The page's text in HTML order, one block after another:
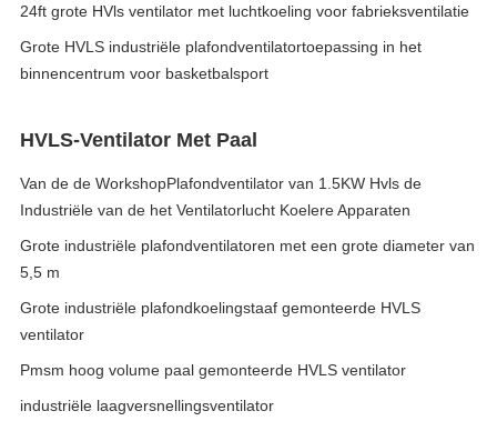
24ft grote HVls ventilator met luchtkoeling voor fabrieksventilatie
Grote HVLS industriële plafondventilatortoepassing in het
binnencentrum voor basketbalsport
HVLS-Ventilator Met Paal
Van de de WorkshopPlafondventilator van 1.5KW Hvls de
Industriële van de het Ventilatorlucht Koelere Apparaten
Grote industriële plafondventilatoren met een grote diameter van
5,5 m
Grote industriële plafondkoelingstaaf gemonteerde HVLS
ventilator
Pmsm hoog volume paal gemonteerde HVLS ventilator
industriële laagversnellingsventilator